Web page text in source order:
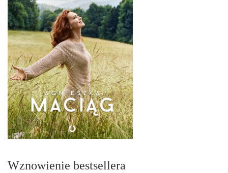
Wznowienie bestsellera